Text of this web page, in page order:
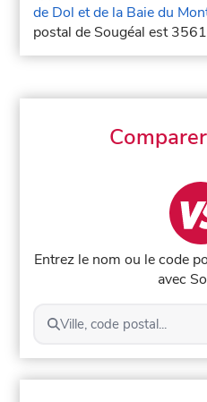
de Dol et de la Baie du
postal de Sougéal est
Entrez le nom ou le code
avec
Ville, code postal...